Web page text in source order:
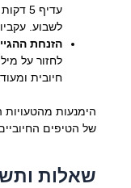
עדיף
לשבוע.
הזנחת
לחזור על
חיובית
הימנעות מהטעויות
של הטיפים
שאלות